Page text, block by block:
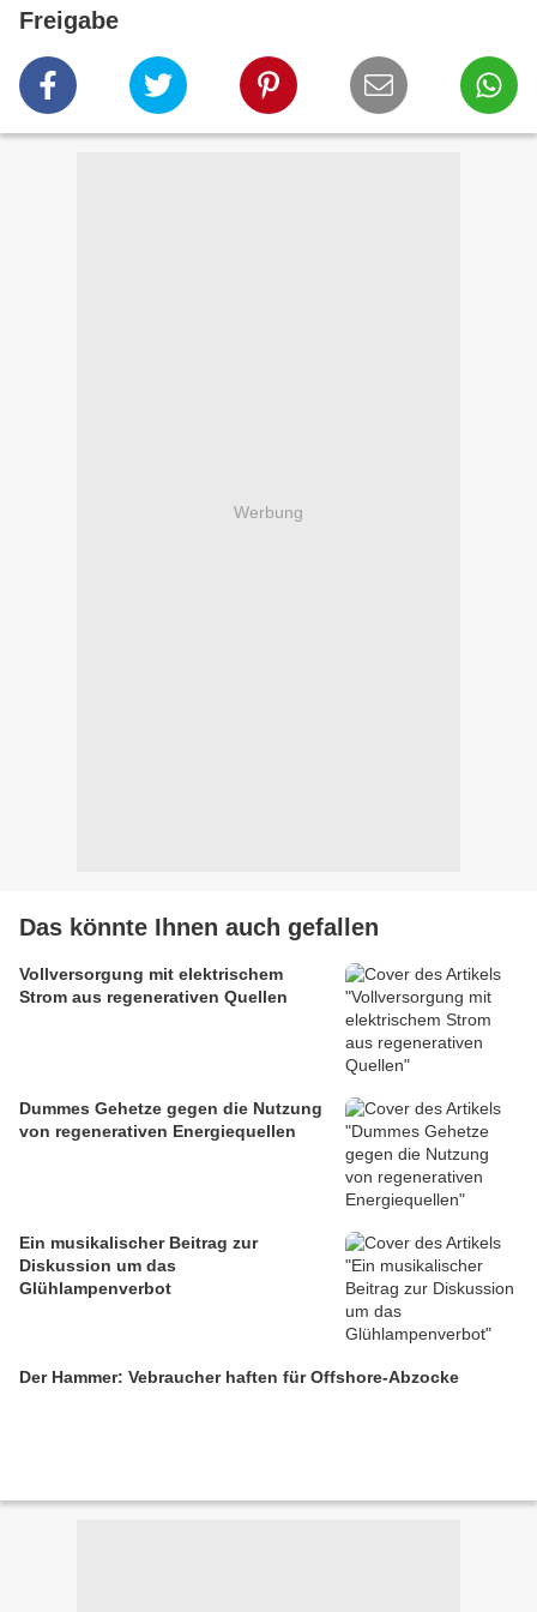
Freigabe
Werbung
Das könnte Ihnen auch gefallen
Vollversorgung mit elektrischem
Strom aus regenerativen Quellen
Dummes Gehetze gegen die Nutzung
von regenerativen Energiequellen
Ein musikalischer Beitrag zur
Diskussion um das
Glühlampenverbot
Der Hammer: Vebraucher haften für Offshore-Abzocke